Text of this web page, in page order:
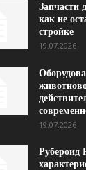
Запчасти
как не
стройке
19.07.2026
19.07.2026
Рубероид